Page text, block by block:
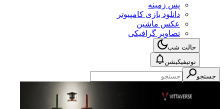
پس زمینه
دانلود بازی کامپیوتر
عکس ماشین
تصاویر گرافیکی
حالت شب
نوتیفیکیشن
جستجو